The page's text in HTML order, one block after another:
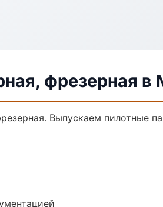
фрезерная в
Выпускаем пилотные